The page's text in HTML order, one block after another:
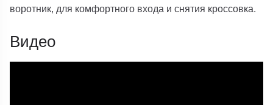
воротник, для комфортного входа и снятия кроссовка.
Видео